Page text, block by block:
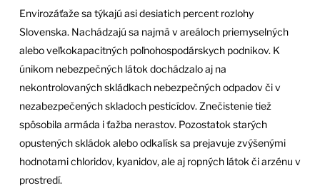
Envirozáťaže sa týkajú asi desiatich percent rozlohy
Slovenska. Nachádzajú sa najmä v areáloch priemyselných
alebo veľkokapacitných poľnohospodárskych podnikov. K
únikom nebezpečných látok dochádzalo aj na
nekontrolovaných skládkach nebezpečných odpadov či v
nezabezpečených skladoch pesticídov. Znečistenie tiež
spôsobila armáda i ťažba nerastov. Pozostatok starých
opustených skládok alebo odkalísk sa prejavuje zvýšenými
hodnotami chloridov, kyanidov, ale aj ropných látok či arzénu v
prostredí.